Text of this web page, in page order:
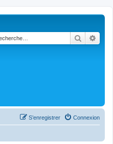
Connexion
S’enregistrer